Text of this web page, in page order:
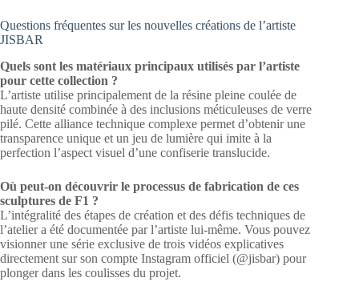
Questions fréquentes sur les nouvelles créations de l’artiste
JISBAR
Quels sont les matériaux principaux utilisés par l’artiste
pour cette collection ?
L’artiste utilise principalement de la résine pleine coulée de
haute densité combinée à des inclusions méticuleuses de verre
pilé. Cette alliance technique complexe permet d’obtenir une
transparence unique et un jeu de lumière qui imite à la
perfection l’aspect visuel d’une confiserie translucide.
Où peut-on découvrir le processus de fabrication de ces
sculptures de F1 ?
L’intégralité des étapes de création et des défis techniques de
l’atelier a été documentée par l’artiste lui-même. Vous pouvez
visionner une série exclusive de trois vidéos explicatives
directement sur son compte Instagram officiel (@jisbar) pour
plonger dans les coulisses du projet.